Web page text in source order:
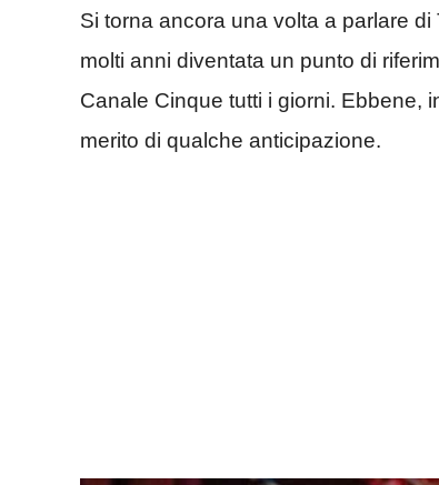
Si torna ancora una volta a parlare
molti anni diventata un punto di
Canale Cinque tutti i giorni. Ebbene,
merito di qualche anticipazione.